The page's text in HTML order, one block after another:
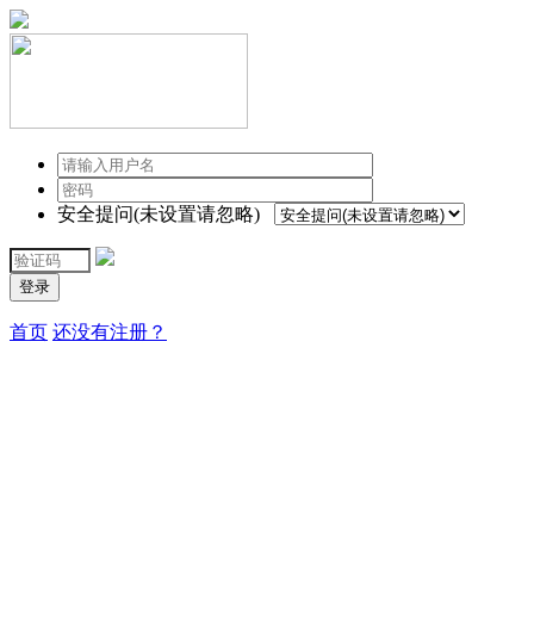
安全提问(未设置请忽略)
登录
首页 还没有注册？